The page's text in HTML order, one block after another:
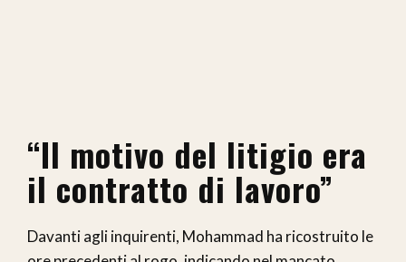
“Il motivo del litigio era
il contratto di lavoro”
Davanti agli inquirenti, Mohammad ha ricostruito le